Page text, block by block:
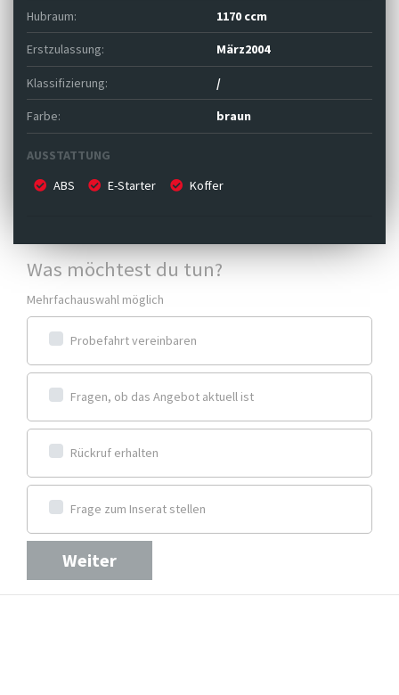
Hubraum: 1170 ccm
Erstzulassung: März2004
Klassifizierung: /
Farbe: braun
AUSSTATTUNG
ABS
E-Starter Koffer
Was möchtest du tun?
Mehrfachauswahl möglich
Probefahrt vereinbaren
Fragen, ob das Angebot aktuell ist
Rückruf erhalten
Frage zum Inserat stellen
Weiter